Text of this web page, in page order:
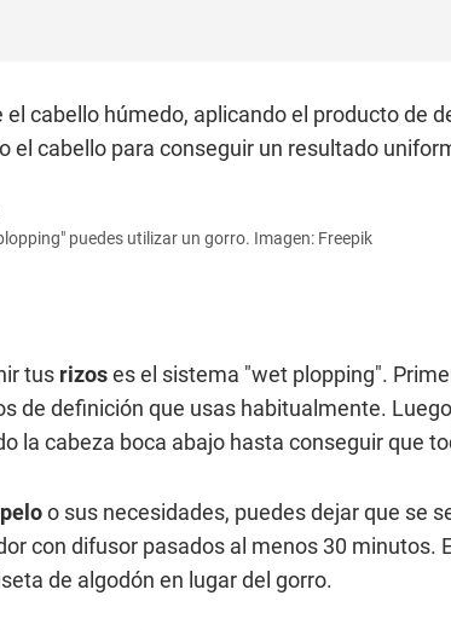
el cabello húmedo, aplicando el producto de
el cabello para conseguir un resultado
puedes utilizar un gorro. Imagen: Freepik
tus rizoses el sistema "wet plopping".
de definición que usas habitualmente.
la cabeza boca abajo hasta conseguir que
peloo sus necesidades, puedes dejar que se
con difusor pasados al menos 30 minutos.
de algodón en lugar del gorro.